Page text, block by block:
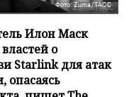
Фото: Zuma/ТАСС
Илон Маск
о
Starlink для атак
опасаясь